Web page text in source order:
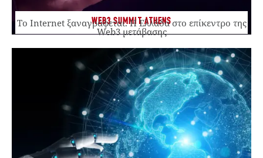
WEB3 SUMMIT ATHENS
Το Internet ξαναγράφεται. Η Ελλάδα στο επίκεντρο της
Web3 μετάβασης